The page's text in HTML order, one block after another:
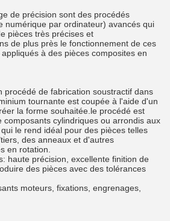
de précision sont des procédés
numérique par ordinateur) avancés qui
pièces très précises et
de plus près le fonctionnement de ces
à des pièces composites en
procédé de fabrication soustractif dans
tournante est coupée à l'aide d'un
la forme souhaitée.le procédé est
composants cylindriques ou arrondis aux
le rend idéal pour des pièces telles
des anneaux et d'autres
en rotation.
haute précision, excellente finition de
des pièces avec des tolérances
moteurs, fixations, engrenages,